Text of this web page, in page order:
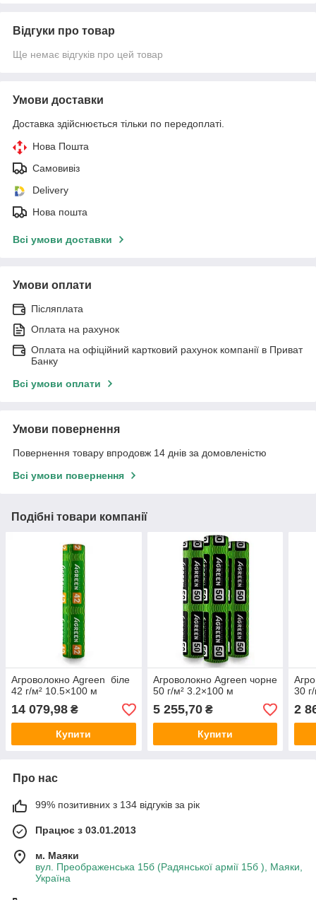
Відгуки про товар
Ще немає відгуків про цей товар
Умови доставки
Доставка здійснюється тільки по передоплаті.
Нова Пошта
Самовивіз
Delivery
Нова пошта
Всі умови доставки
Умови оплати
Післяплата
Оплата на рахунок
Оплата на офіційний картковий рахунок компанії в Приват
Банку
Всі умови оплати
Умови повернення
Повернення товару впродовж 14 днів за домовленістю
Всі умови повернення
Подібні товари компанії
Агроволокно Agreen біле
42 г/м² 10.5×100 м
14 079,98 ₴
Купити
Агроволокно Agreen чорне
50 г/м² 3.2×100 м
5 255,70₴
Купити
30
2
Про нас
99% позитивних з 134 відгуків за рік
Працює з 03.01.2013
м. Маяки
вул. Преображенська 15б (Радянської армії 15б ), Маяки,
Україна